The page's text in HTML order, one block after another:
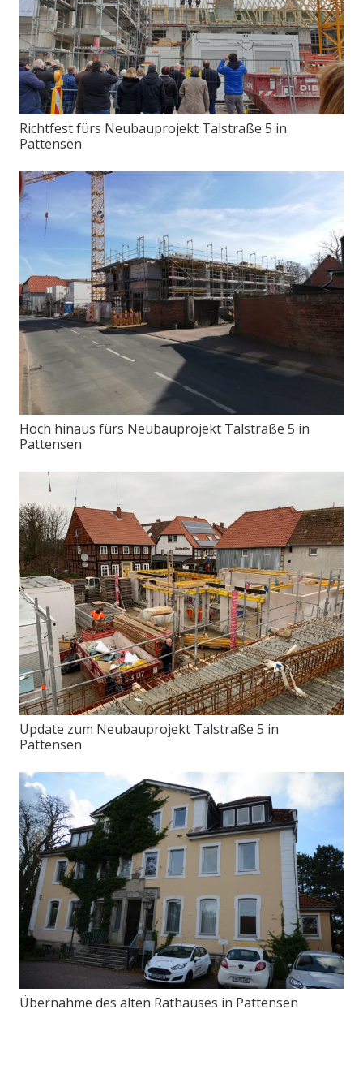
Richtfest fürs Neubauprojekt Talstraße 5 in
Pattensen
Hoch hinaus fürs Neubauprojekt Talstraße 5 in
Pattensen
Update zum Neubauprojekt Talstraße 5 in
Pattensen
Übernahme des alten Rathauses in Pattensen